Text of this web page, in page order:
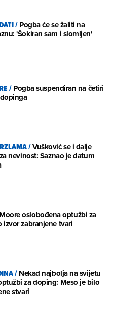
/Pogba će se žaliti na
'Šokiran sam i slomljen'
/Pogba suspendiran na četiri
/Vušković se i dalje
nevinost: Saznao je datum
Moore oslobođena optužbi za
izvor zabranjene tvari
/Nekad najbolja na svijetu
za doping: Meso je bilo
stvari